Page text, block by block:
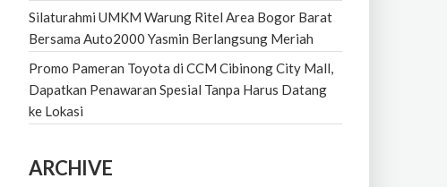
Silaturahmi UMKM Warung Ritel Area Bogor Barat
Bersama Auto2000 Yasmin Berlangsung Meriah
Promo Pameran Toyota di CCM Cibinong City Mall,
Dapatkan Penawaran Spesial Tanpa Harus Datang
ke Lokasi
ARCHIVE